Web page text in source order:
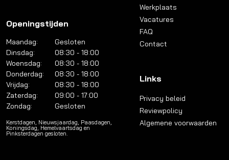
Openingstijden
Maandag:
Gesloten
Dinsdag:
08:30 - 18:00
Woensdag:
08:30 - 18:00
Donderdag:
08:30 - 18:00
Vrijdag:
08:30 - 18:00
Zaterdag:
09:00 - 17:00
Zondag:
Gesloten
Kerstdagen, Nieuwsjaardag, Paasdagen,
Koningsdag, Hemelvaartsdag en
Pinksterdagen gesloten.
Werkplaats
Vacatures
FAQ
Contact
Links
Privacy beleid
Reviewpolicy
Algemene voorwaarden